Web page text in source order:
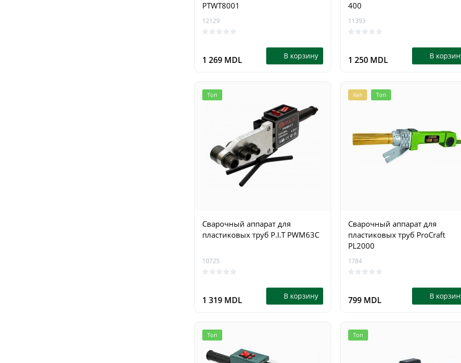
PTWT8001
12129
1 269 MDL В корзину
400
11393
1 250 MDL В
Топ
Сварочный аппарат для
пластиковых труб P.I.T PWM63C
10725
1 319 MDL В корзину
Хит Топ
Сварочный аппарат для
пластиковых труб ProCraft
PL2000
1784
799 MDL В
Топ Топ